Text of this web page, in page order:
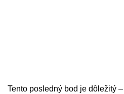
Tento posledný bod je dôležitý